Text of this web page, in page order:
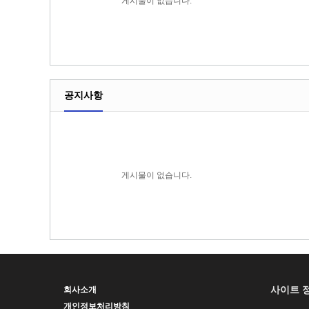
공지사항
게시물이 없습니다.
회사소개
개인정보처리방침
사이트